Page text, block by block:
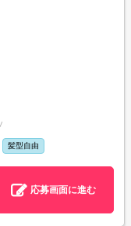
髪型自由
応募画面に進む